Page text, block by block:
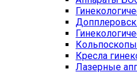
Кресла
Лазерные